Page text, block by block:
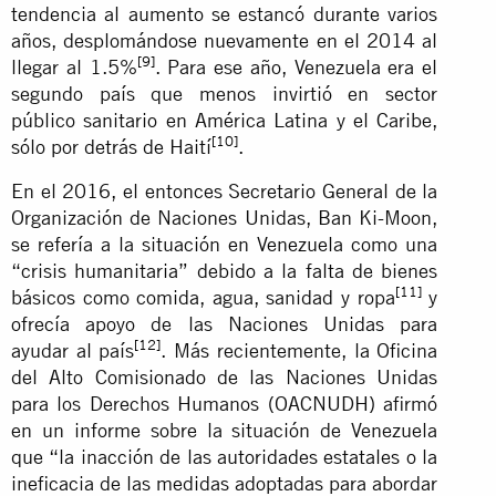
tendencia al aumento se estancó durante varios
años, desplomándose nuevamente en el 2014 al
llegar al 1.5%[9]. Para ese año, Venezuela era el
segundo país que menos invirtió en sector
público sanitario en América Latina y el Caribe,
sólo por detrás de Haití[10].
En el 2016, el entonces Secretario General de la
Organización de Naciones Unidas, Ban Ki-Moon,
se refería a la situación en Venezuela como una
“crisis humanitaria” debido a la falta de bienes
básicos como comida, agua, sanidad y ropa[11]y
ofrecía apoyo de las Naciones Unidas para
ayudar al país[12]. Más recientemente, la Oficina
del Alto Comisionado de las Naciones Unidas
para los Derechos Humanos (OACNUDH) afirmó
en un informe sobre la situación de Venezuela
que “la inacción de las autoridades estatales o la
ineficacia de las medidas adoptadas para abordar